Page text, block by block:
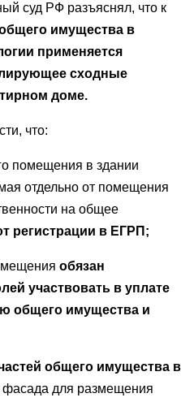
суд РФ разъяснял, что к
имущества в
применяется
сходные
доме.
что:
помещения в здании
отдельно от помещения
на общее
регистрации в ЕГРП;
обязан
участвовать в уплате
общего имущества и
общего имущества в
фасада для размещения